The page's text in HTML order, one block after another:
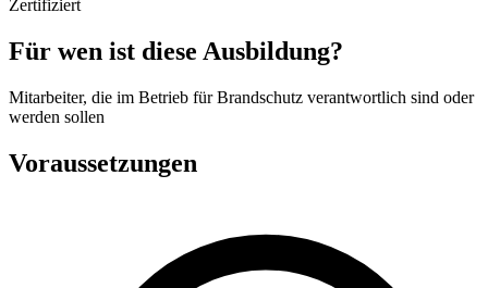
Zertifiziert
Für wen ist diese Ausbildung?
Mitarbeiter, die im Betrieb für Brandschutz verantwortlich sind oder
werden sollen
Voraussetzungen